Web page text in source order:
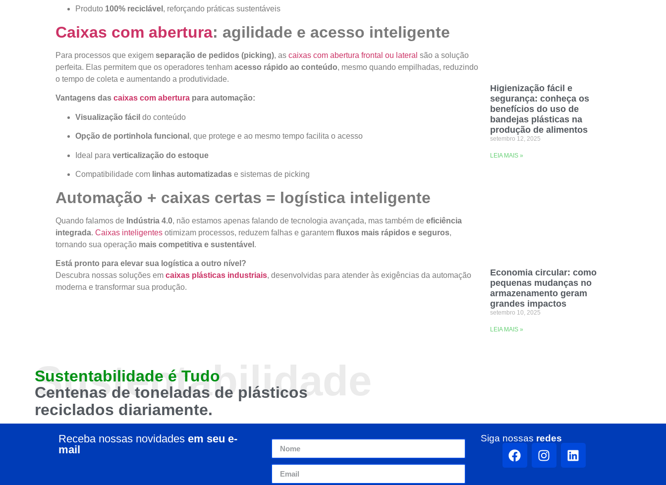
Produto 100% reciclável , reforçando práticas sustentáveis
Caixas com abertura: agilidade e acesso inteligente
Para processos que exigem separação de pedidos (picking), as caixas com abertura frontal ou lateral são a solução
perfeita. Elas permitem que os operadores tenham acesso rápido ao conteúdo, mesmo quando empilhadas, reduzindo
o tempo de coleta e aumentando a produtividade.
Vantagens das caixas com abertura para automação:
Visualização fácil do conteúdo
Opção de portinhola funcional , que protege e ao mesmo tempo facilita o acesso
Ideal para verticalização do estoque
Compatibilidade com linhas automatizadas e sistemas de picking
Automação + caixas certas = logística inteligente
Quando falamos de Indústria 4.0, não estamos apenas falando de tecnologia avançada, mas também de eficiência
integrada. Caixas inteligentes otimizam processos, reduzem falhas e garantem fluxos mais rápidos e seguros,
tornando sua operação mais competitiva e sustentável .
Está pronto para elevar sua logística a outro nível?
Descubra nossas soluções em caixas plásticas industriais, desenvolvidas para atender às exigências da automação
moderna e transformar sua produção.
Higienização fácil e
segurança: conheça os
benefícios do uso de
bandejas plásticas na
produção de alimentos
setembro 12, 2025
LEIA MAIS »
Economia circular: como
pequenas mudanças no
armazenamento geram
grandes impactos
setembro 10, 2025
LEIA MAIS »
Sustentabilidade
Sustentabilidade é Tudo
Centenas de toneladas de plásticos
reciclados diariamente.
Receba nossas novidadesem seu e-
mail
Siga nossas redes